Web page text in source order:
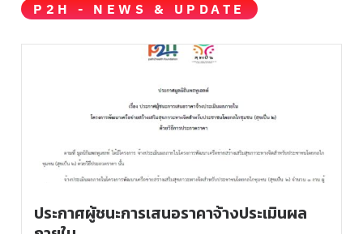
P2H - NEWS & UPDATE
ประกาศผู้ชนะการเสนอราคาจ้างประเมินผล